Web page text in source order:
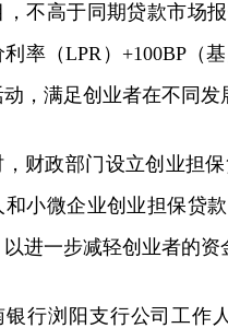
，不高于同期贷款市场
率（LPR）+100BP（
，满足创业者在不同发
，财政部门设立创业担
和小微企业创业担保贷
进一步减轻创业者的资
银行浏阳支行公司工作